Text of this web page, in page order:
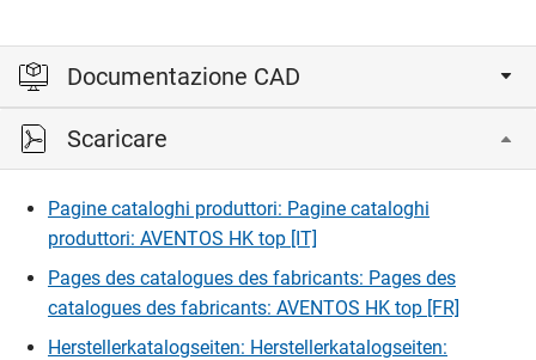
Documentazione CAD
Accedi per visualizzare e scaricare i file CAD.
Accedi
Scaricare
Pagine cataloghi produttori: Pagine cataloghi
produttori: AVENTOS HK top [IT]
Pages des catalogues des fabricants: Pages des
catalogues des fabricants: AVENTOS HK top [FR]
Herstellerkatalogseiten: Herstellerkatalogseiten: